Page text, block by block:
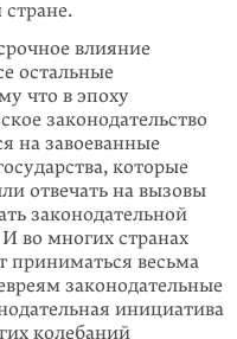
стране.
влияние
остальные
что в эпоху
законодательство
на завоеванные
которые
отвечать на вызовы
законодательной
во многих странах
весьма
законодательные
инициатива
колебаний